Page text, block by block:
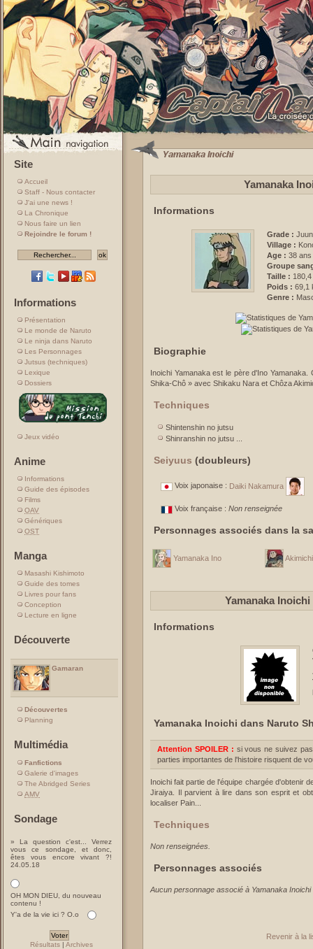
Site
Accueil
Staff - Nous contacter
J'ai une news !
La Chronique
Nous faire un lien
Rejoindre le forum !
Informations
Présentation
Le monde de Naruto
Le ninja dans Naruto
Les Personnages
Jutsus (techniques)
Lexique
Dossiers
Jeux vidéo
Anime
Informations
Guide des épisodes
Films
OAV
Génériques
OST
Manga
Masashi Kishimoto
Guide des tomes
Livres pour fans
Conception
Lecture en ligne
Découverte
Gamaran
Découvertes
Planning
Multimédia
Fanfictions
Galerie d'images
The Abridged Series
AMV
Sondage
» La question c'est... Verrez
vous ce sondage, et donc,
êtes vous encore vivant ?!
24.05.18
OH MON DIEU, du nouveau
contenu !
Y'a de la vie ici ? O.o
Résultats| Archives
Yamanaka
Informations
Grade :
Village :
Age : 38 ans
Groupe
Taille :
Poids : 69,1
Genre :
Biographie
Inoichi Yamanaka est le père d'Ino
Shika-Chô » avec Shikaku Nara et Chôza
Techniques
Shintenshin no jutsu
Shinranshin no jutsu ...
Seiyuus (doubleurs)
Voix japonaise : Daiki Nakamura
Voix française : Non renseignée
Personnages associés dans la
Yamanaka Ino
Yamanaka
Informations
Yamanaka Inoichi dans Naruto
Attention SPOILER : si vous ne suivez
parties importantes de l'histoire risquent de
Inoichi fait partie de l'équipe chargée d'obtenir
Jiraiya. Il parvient à lire dans son esprit et
localiser Pain...
Techniques
Non renseignées.
Personnages associés
Aucun personnage associé à Yamanaka
Revenir à la